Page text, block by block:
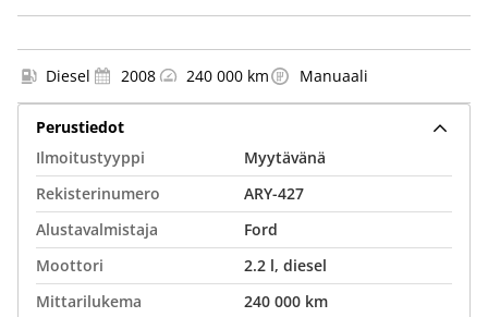
Diesel 2008 240 000 km Manuaali
Perustiedot
Ilmoitustyyppi
Myytävänä
Rekisterinumero
ARY-427
Alustavalmistaja
Ford
Moottori
2.2 l, diesel
Mittarilukema
240 000 km